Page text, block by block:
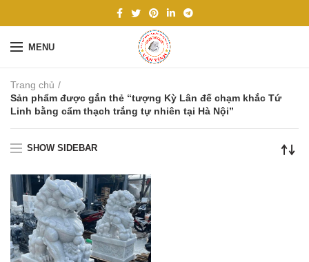
MENU
Trang chủ
Sản phẩm được gắn thẻ “tượng Kỳ Lân đế chạm khắc Tứ
Linh bằng cẩm thạch trắng tự nhiên tại Hà Nội”
SHOW SIDEBAR